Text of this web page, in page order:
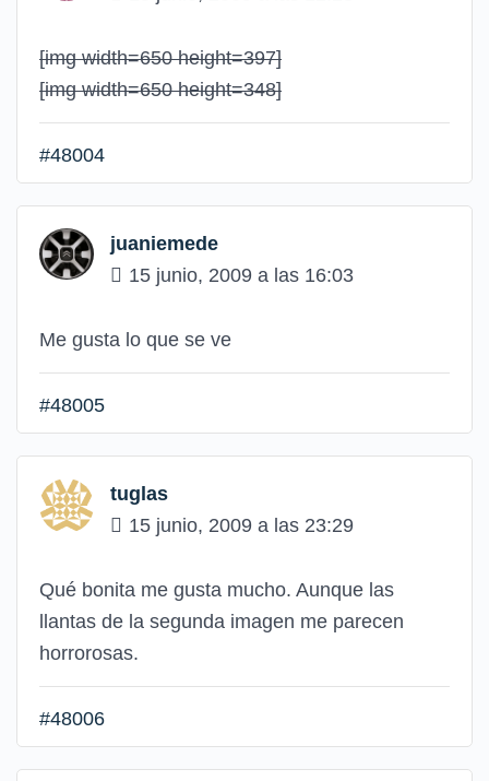
[img width=650 height=397]
[img width=650 height=348]
#48004
juaniemede
15 junio, 2009 a las 16:03
Me gusta lo que se ve
#48005
tuglas
15 junio, 2009 a las 23:29
Qué bonita me gusta mucho. Aunque las
llantas de la segunda imagen me parecen
horrorosas.
#48006